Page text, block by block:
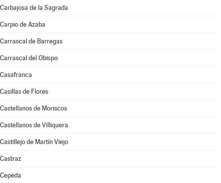
Carbajosa de la Sagrada
Carpio de Azaba
Carrascal de Barregas
Carrascal del Obispo
Casafranca
Casillas de Flores
Castellanos de Moriscos
Castellanos de Villiquera
Castillejo de Martín Viejo
Castraz
Cepeda